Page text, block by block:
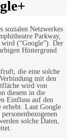
sozialen Netzwerkes
Parkway,
(“Google”). Der
Hintergrund
die eine solche
mit den
wird von
diesem in die
Einfluss auf den
erhebt. Laut Google
solche Daten,